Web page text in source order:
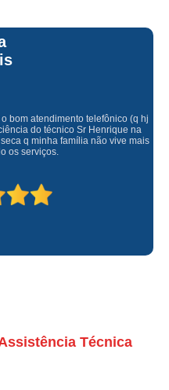
bom atendimento telefônico (q hj
do técnico Sr Henrique na
q minha família não vive mais
os serviços.
Técnica